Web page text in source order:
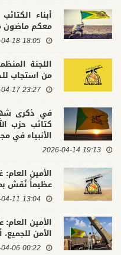
أبناء
معكم ماضون
18:05 2026-04-18
اللجنة
من استجاب
23:27 2026-04-17
في ذكرى
كتائب حزب
الأنبياء في
19:13 2026-04-14
الأمين العام:
عظيماً نُقش
13:04 2026-04-11
الأمين
الأمن للجميع،
00:22 2026-04-06